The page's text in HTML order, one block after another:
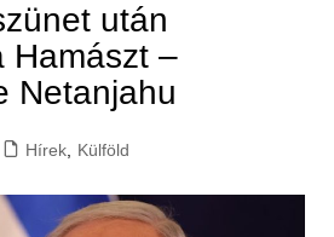
után
Hamászt –
Netanjahu
Hírek, Külföld